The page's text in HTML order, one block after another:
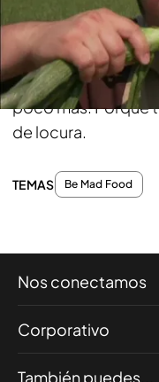
La locura en la
guiso: En su justa
poco más. Porque
de locura.
TEMAS Be Mad Food
Nos conectamos
Corporativo
También puedes...